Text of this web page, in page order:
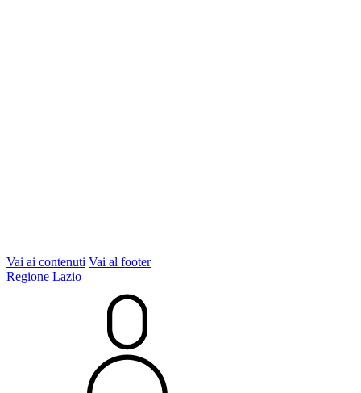
Vai ai contenuti Vai al footer
Regione Lazio